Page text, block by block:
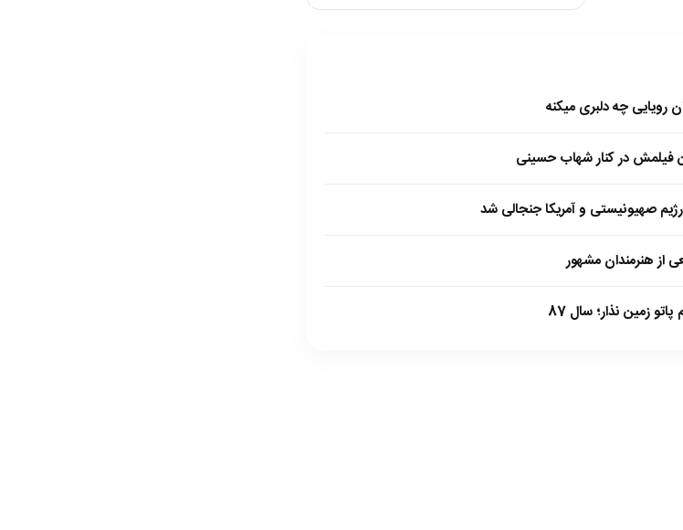
چه دلبری میکنه
صهیونیستی و آمریکا جنجالی شد
از هنرمندان مشهور
زمین نذار؛ سال 87